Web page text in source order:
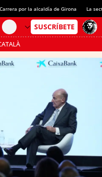
Carrera por la alcaldía de Girona La